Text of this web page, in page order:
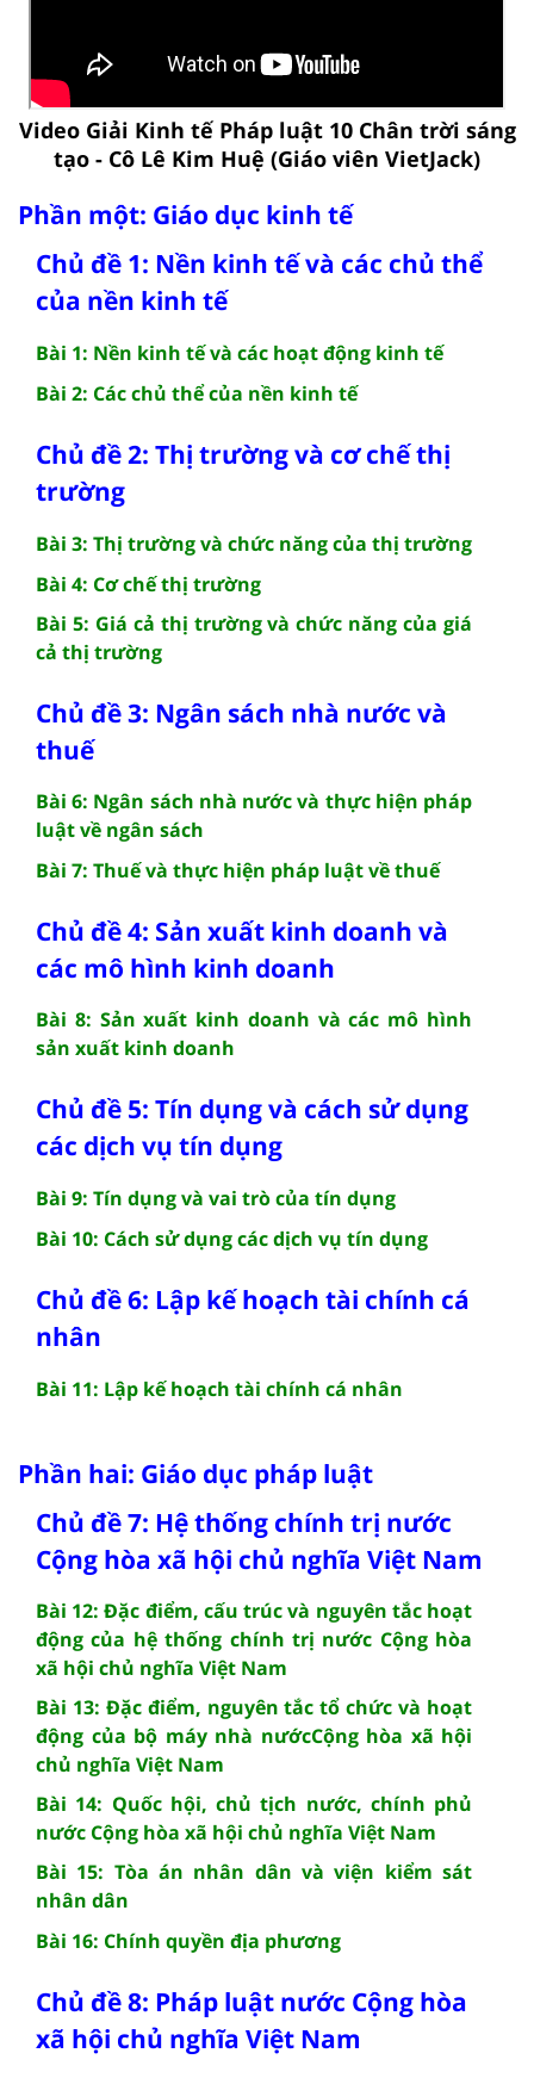
Video Giải Kinh tế Pháp luật 10 Chân trời sáng
tạo - Cô Lê Kim Huệ (Giáo viên VietJack)
Phần một: Giáo dục kinh tế
Chủ đề 1: Nền kinh tế và các chủ thể
của nền kinh tế
Bài 1: Nền kinh tế và các hoạt động kinh tế
Bài 2: Các chủ thể của nền kinh tế
Chủ đề 2: Thị trường và cơ chế thị
trường
Bài 3: Thị trường và chức năng của thị trường
Bài 4: Cơ chế thị trường
Bài 5: Giá cả thị trường và chức năng của giá
cả thị trường
Chủ đề 3: Ngân sách nhà nước và
thuế
Bài 6: Ngân sách nhà nước và thực hiện pháp
luật về ngân sách
Bài 7: Thuế và thực hiện pháp luật về thuế
Chủ đề 4: Sản xuất kinh doanh và
các mô hình kinh doanh
Bài 8: Sản xuất kinh doanh và các mô hình
sản xuất kinh doanh
Chủ đề 5: Tín dụng và cách sử dụng
các dịch vụ tín dụng
Bài 9: Tín dụng và vai trò của tín dụng
Bài 10: Cách sử dụng các dịch vụ tín dụng
Chủ đề 6: Lập kế hoạch tài chính cá
nhân
Bài 11: Lập kế hoạch tài chính cá nhân
Phần hai: Giáo dục pháp luật
Chủ đề 7: Hệ thống chính trị nước
Cộng hòa xã hội chủ nghĩa Việt Nam
Bài 12: Đặc điểm, cấu trúc và nguyên tắc hoạt
động của hệ thống chính trị nước Cộng hòa
xã hội chủ nghĩa Việt Nam
Bài 13: Đặc điểm, nguyên tắc tổ chức và hoạt
động của bộ máy nhà nướcCộng hòa xã hội
chủ nghĩa Việt Nam
Bài 14: Quốc hội, chủ tịch nước, chính phủ
nước Cộng hòa xã hội chủ nghĩa Việt Nam
Bài 15: Tòa án nhân dân và viện kiểm sát
nhân dân
Bài 16: Chính quyền địa phương
Chủ đề 8: Pháp luật nước Cộng hòa
xã hội chủ nghĩa Việt Nam